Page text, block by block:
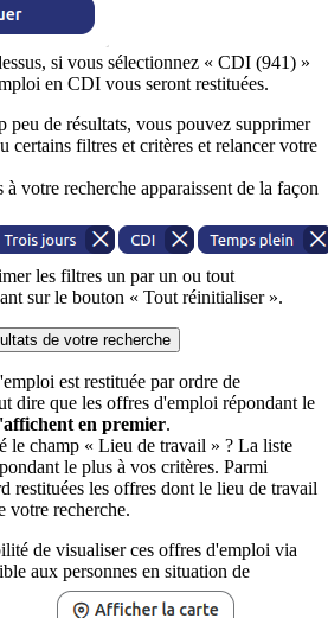
si vous sélectionnez « CDI (941) »
en CDI vous seront restituées.
peu de résultats, vous pouvez supprimer
certains filtres et critères et relancer votre
votre recherche apparaissent de la façon
les filtres un par un ou tout
sur le bouton « Tout réinitialiser ».
de votre recherche
est restituée par ordre de
dire que les offres d'emploi répondant le
en premier.
le champ « Lieu de travail » ? La liste
le plus à vos critères. Parmi
restituées les offres dont le lieu de travail
votre recherche.
de visualiser ces offres d'emploi via
aux personnes en situation de